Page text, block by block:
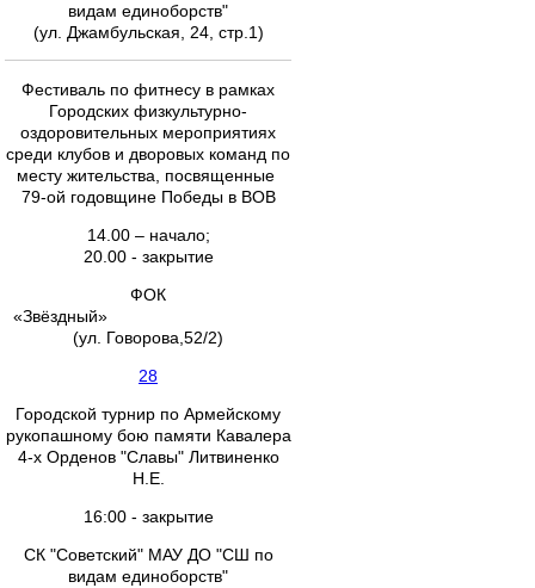
видам единоборств"
(ул. Джамбульская, 24, стр.1)
Фестиваль по фитнесу в рамках
Городских физкультурно-
оздоровительных мероприятиях
среди клубов и дворовых команд по
месту жительства, посвященные
79-ой годовщине Победы в ВОВ
14.00 – начало;
20.00 - закрытие
ФОК
«Звёздный»
(ул. Говорова,52/2)
28
Городской турнир по Армейскому
рукопашному бою памяти Кавалера
4-х Орденов "Славы" Литвиненко
Н.Е.
16:00 - закрытие
СК "Советский" МАУ ДО "СШ по
видам единоборств"